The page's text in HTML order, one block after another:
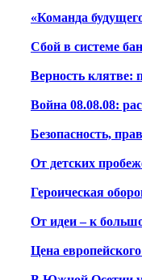
«Команда
Сбой в системе
Верность клятве:
Война 08.08.08:
Безопасность,
От детских
Героическая
От идеи – к
Цена